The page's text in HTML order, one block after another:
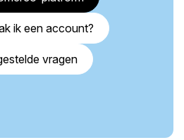
ik een account?
vragen